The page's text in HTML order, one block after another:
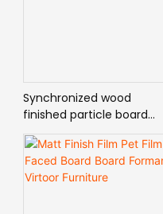
Synchronized wood
finished particle board
using for indoor furniture